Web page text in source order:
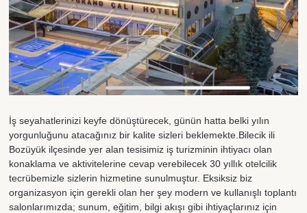
İş seyahatlerinizi keyfe dönüştürecek, günün hatta belki yılın
yorgunluğunu atacağınız bir kalite sizleri beklemekte.Bilecik ili
Bozüyük ilçesinde yer alan tesisimiz iş turizminin ihtiyacı olan
konaklama ve aktivitelerine cevap verebilecek 30 yıllık otelcilik
tecrübemizle sizlerin hizmetine sunulmuştur. Eksiksiz biz
organizasyon için gerekli olan her şey modern ve kullanışlı toplantı
salonlarımızda; sunum, eğitim, bilgi akışı gibi ihtiyaçlarınız için